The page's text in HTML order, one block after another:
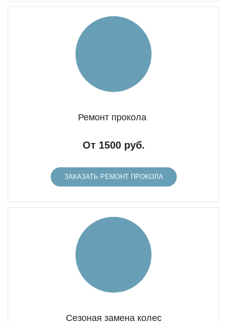
Ремонт прокола
От 1500 руб.
ЗАКАЗАТЬ РЕМОНТ ПРОКОЛА
Сезоная замена колес